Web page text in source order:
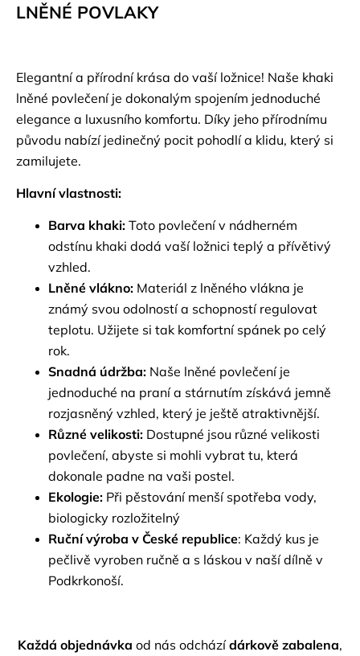
LNĚNÉ POVLAKY
Elegantní a přírodní krása do vaší ložnice! Naše khaki
lněné povlečení je dokonalým spojením jednoduché
elegance a luxusního komfortu. Díky jeho přírodnímu
původu nabízí jedinečný pocit pohodlí a klidu, který si
zamilujete.
Hlavní vlastnosti:
Barva khaki: Toto povlečení v nádherném
odstínu khaki dodá vaší ložnici teplý a přívětivý
vzhled.
Lněné vlákno: Materiál z lněného vlákna je
známý svou odolností a schopností regulovat
teplotu. Užijete si tak komfortní spánek po celý
rok.
Snadná údržba: Naše lněné povlečení je
jednoduché na praní a stárnutím získává jemně
rozjasněný vzhled, který je ještě atraktivnější.
Různé velikosti: Dostupné jsou různé velikosti
povlečení, abyste si mohli vybrat tu, která
dokonale padne na vaši postel.
Ekologie: Při pěstování menší spotřeba vody,
biologicky rozložitelný
Ruční výroba v České republice: Každý kus je
pečlivě vyroben ručně a s láskou v naší dílně v
Podkrkonoší.
Každá objednávka od nás odcházídárkově zabalena,